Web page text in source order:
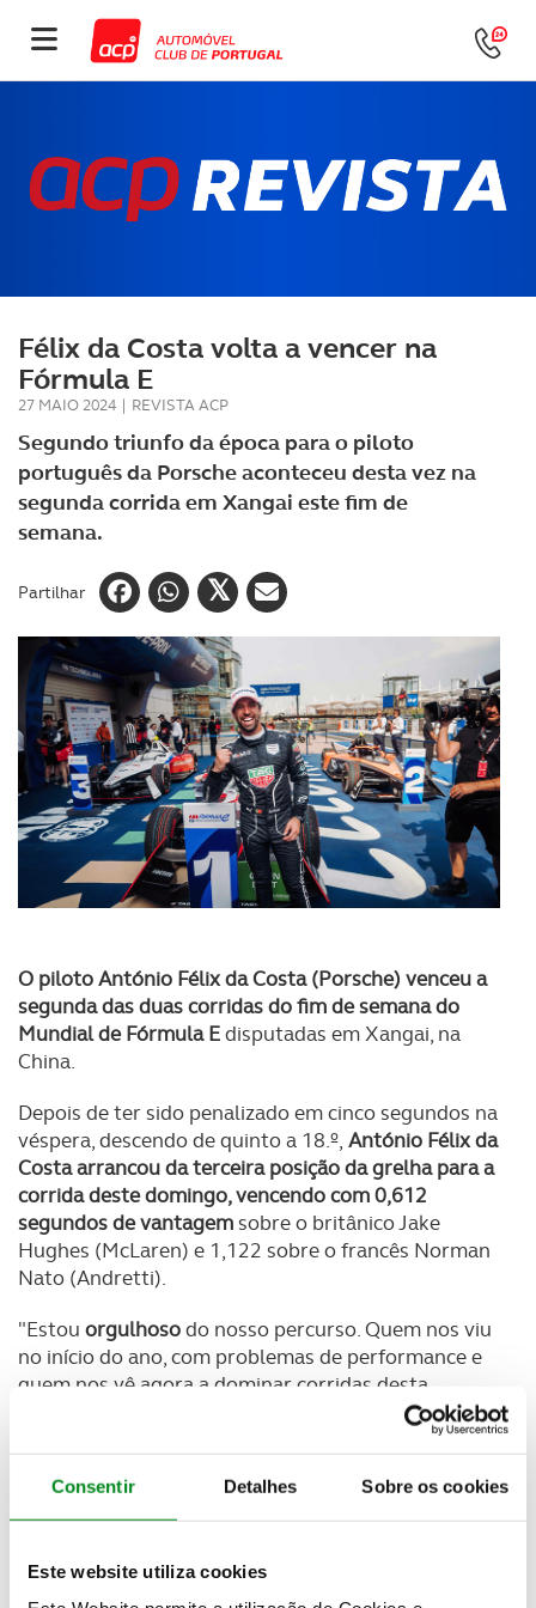
Consentir Detalhes Sobre os cookies
Este website utiliza cookies
Félix da Costa volta a vencer na
Fórmula E
27 MAIO 2024 | REVISTA ACP
Segundo triunfo da época para o piloto
português da Porsche aconteceu desta vez na
segunda corrida em Xangai este fim de
semana.
Partilhar
O piloto António Félix da Costa (Porsche) venceu a
segunda das duas corridas do fim de semana do
Mundial de Fórmula Edisputadas em Xangai, na
China.
Depois de ter sido penalizado em cinco segundos na
véspera, descendo de quinto a 18.º, António Félix da
Costa arrancou da terceira posição da grelha para a
corrida deste domingo, vencendo com 0,612
segundos de vantagemsobre o britânico Jake
Hughes (McLaren) e 1,122 sobre o francês Norman
Nato (Andretti).
"Estou orgulhosodo nosso percurso. Quem nos viu
no início do ano, com problemas de performance e
quem nos vê agora a dominar corridas desta
forma... Há muito trabalho por trás, muito sacrifício
estes
dizer o piloto natural de Cascais.
acabaria por serdesclassificado
uma mola do pedal do acelerador não permitida.